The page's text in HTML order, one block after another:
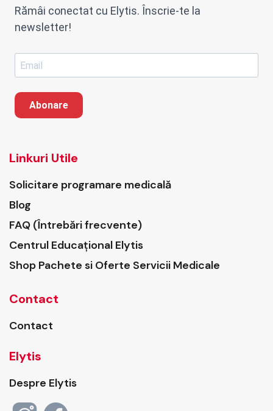
Rămâi conectat cu Elytis. Înscrie-te la
newsletter!
Abonare
Linkuri Utile
Solicitare programare medicală
Blog
FAQ (Întrebări frecvente)
Centrul Educațional Elytis
Shop Pachete si Oferte Servicii Medicale
Contact
Contact
Elytis
Despre Elytis